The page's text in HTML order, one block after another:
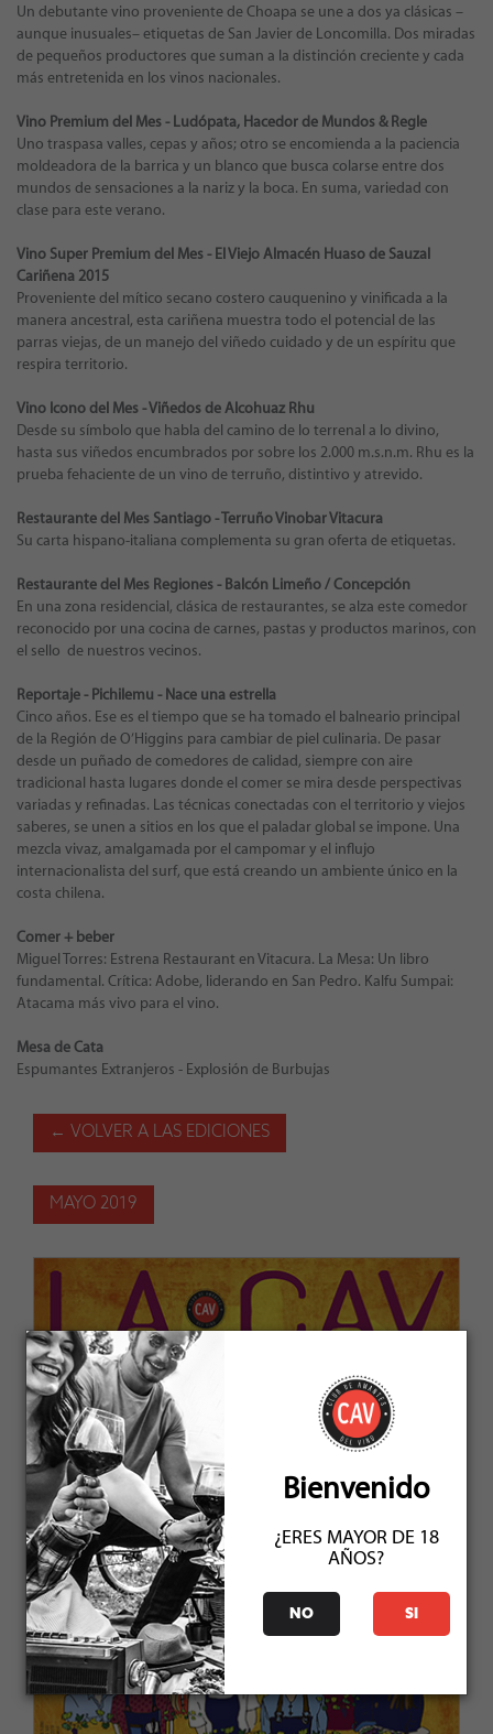
Un debutante vino proveniente de Choapa se une a dos ya clásicas –
aunque inusuales– etiquetas de San Javier de Loncomilla. Dos miradas
de pequeños productores que suman a la distinción creciente y cada
más entretenida en los vinos nacionales.
Vino Premium del Mes - Ludópata, Hacedor de Mundos & Regle
Uno traspasa valles, cepas y años; otro se encomienda a la paciencia
moldeadora de la barrica y un blanco que busca colarse entre dos
mundos de sensaciones a la nariz y la boca. En suma, variedad con
clase para este verano.
Vino Super Premium del Mes - El Viejo Almacén Huaso de Sauzal
Cariñena 2015
Proveniente del mítico secano costero cauquenino y vinificada a la
manera ancestral, esta cariñena muestra todo el potencial de las
parras viejas, de un manejo del viñedo cuidado y de un espíritu que
respira territorio.
Vino Icono del Mes - Viñedos de Alcohuaz Rhu
Desde su símbolo que habla del camino de lo terrenal a lo divino,
hasta sus viñedos encumbrados por sobre los 2.000 m.s.n.m. Rhu es la
prueba fehaciente de un vino de terruño, distintivo y atrevido.
Restaurante del Mes Santiago - Terruño Vinobar Vitacura
Su carta hispano-italiana complementa su gran oferta de etiquetas.
Restaurante del Mes Regiones - Balcón Limeño / Concepción
En una zona residencial, clásica de restaurantes, se alza este comedor
reconocido por una cocina de carnes, pastas y productos marinos, con
el sello de nuestros vecinos.
Reportaje - Pichilemu - Nace una estrella
Cinco años. Ese es el tiempo que se ha tomado el balneario principal
de la Región de O’Higgins para cambiar de piel culinaria. De pasar
desde un puñado de comedores de calidad, siempre con aire
tradicional hasta lugares donde el comer se mira desde perspectivas
variadas y refinadas. Las técnicas conectadas con el territorio y viejos
saberes, se unen a sitios en los que el paladar global se impone. Una
mezcla vivaz, amalgamada por el campomar y el influjo
internacionalista del surf, que está creando un ambiente único en la
costa chilena.
Comer + beber
Miguel Torres: Estrena Restaurant en Vitacura. La Mesa: Un libro
fundamental. Crítica: Adobe, liderando en San Pedro. Kalfu Sumpai:
Atacama más vivo para el vino.
Mesa de Cata
Espumantes Extranjeros - Explosión de Burbujas
← VOLVER A LAS EDICIONES
MAYO 2019
Bienvenido
¿ERES MAYOR DE 18
AÑOS?
NO SI